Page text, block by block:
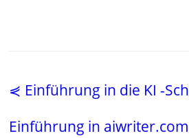
⋞ Einführung in die KI -
Einführung in